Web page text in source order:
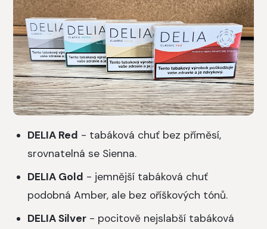
DELIA Red - tabáková chuť bez příměsí,
srovnatelná se Sienna.
DELIA Gold - jemnější tabáková chuť
podobná Amber, ale bez oříškových tónů.
DELIA Silver - pocitově nejslabší tabáková